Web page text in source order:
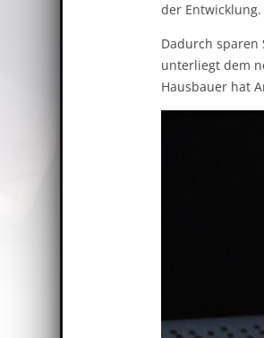
der Entwicklung.
Dadurch sparen
unterliegt dem
Hausbauer hat